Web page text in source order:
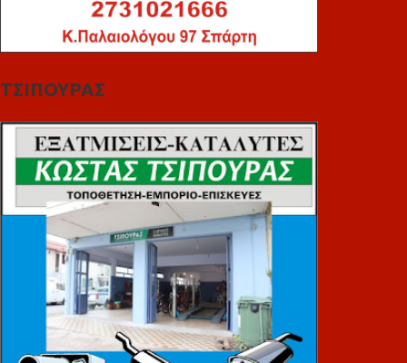
ΤΣΙΠΟΥΡΑΣ